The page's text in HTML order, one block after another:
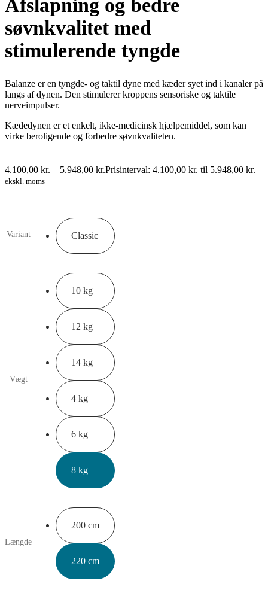
Afslapning og bedre
søvnkvalitet med
stimulerende tyngde
Balanze er en tyngde- og taktil dyne med kæder syet ind i kanaler på
langs af dynen. Den stimulerer kroppens sensoriske og taktile
nerveimpulser.
Kædedynen er et enkelt, ikke-medicinsk hjælpemiddel, som kan
virke beroligende og forbedre søvnkvaliteten.
4.100,00 kr. – 5.948,00 kr.Prisinterval: 4.100,00 kr. til 5.948,00 kr.
ekskl. moms
Variant Classic
Vægt
10 kg
12 kg
14 kg
4 kg
6 kg
8 kg
Længde
200 cm
220 cm